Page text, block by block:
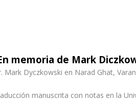
memoria de Mark
Dyczkowski en Narad Ghat,
manuscrita con notas en la